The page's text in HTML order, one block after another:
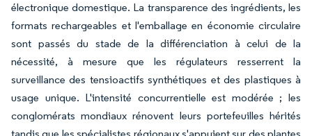
électronique domestique. La transparence des ingrédients, les
formats rechargeables et l'emballage en économie circulaire
sont passés du stade de la différenciation à celui de la
nécessité, à mesure que les régulateurs resserrent la
surveillance des tensioactifs synthétiques et des plastiques à
usage unique. L'intensité concurrentielle est modérée ; les
conglomérats mondiaux rénovent leurs portefeuilles hérités